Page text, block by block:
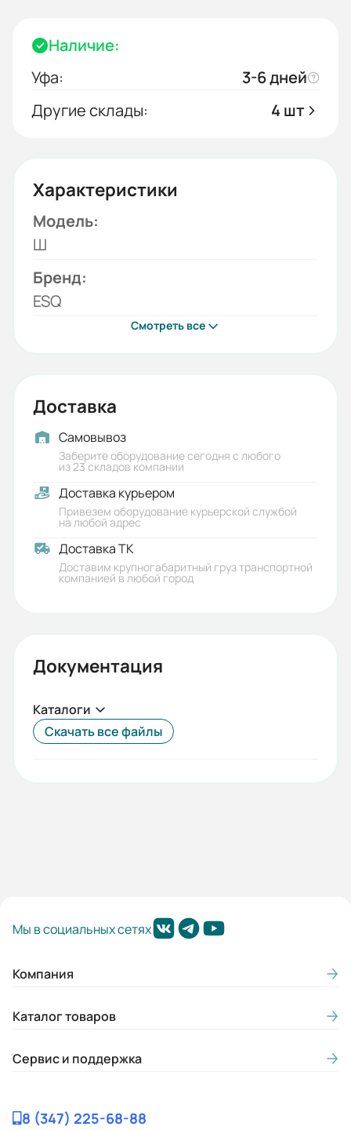
Наличие:
Уфа:
3-6 дней
Другие склады:
4 шт
Характеристики
Модель:
Ш
Бренд:
ESQ
Смотреть все
Доставка
Самовывоз
Заберите оборудование сегодня с любого
из 23 складов компании
Доставка курьером
Привезем оборудование курьерской службой
на любой адрес
Доставка ТК
Доставим крупногабаритный груз транспортной
компанией в любой город
Документация
Каталоги
Скачать все файлы
Мы в социальных сетях
Компания
Каталог товаров
Сервис и поддержка
8 (347) 225-68-88